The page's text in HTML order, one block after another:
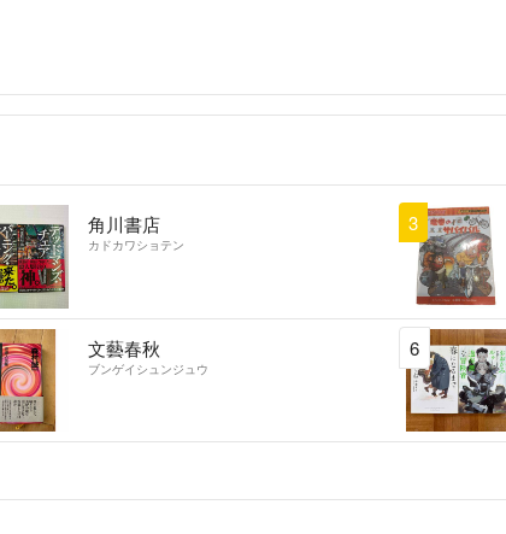
角川書店
カドカワショテン
3
文藝春秋
ブンゲイシュンジュウ
6